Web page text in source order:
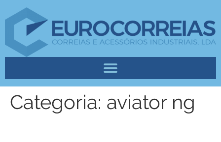
Categoria: aviator ng